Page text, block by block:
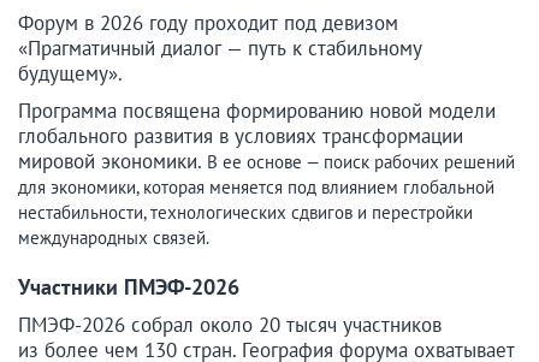
Форум в 2026 году проходит под девизом
«Прагматичный диалог — путь к стабильному
будущему».
Программа посвящена формированию новой модели
глобального развития в условиях трансформации
мировой экономики. В ее основе — поиск рабочих решений
для экономики, которая меняется под влиянием глобальной
нестабильности, технологических сдвигов и перестройки
международных связей.
Участники ПМЭФ-2026
ПМЭФ-2026 собрал около 20 тысяч участников
из более чем 130 стран. География форума охватывает